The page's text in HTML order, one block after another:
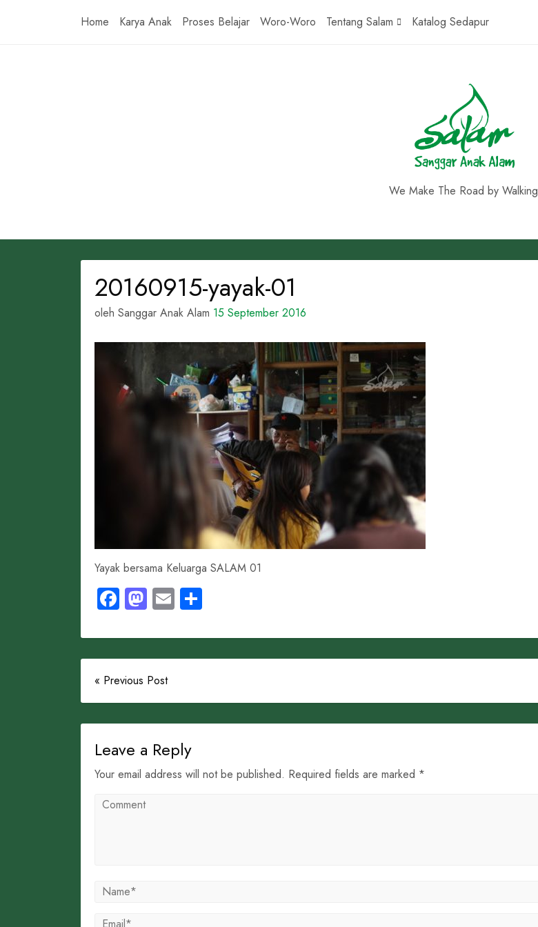
Home Karya Anak Proses Belajar Woro-Woro Tentang Salam Katalog Sedapur
We Make The Road by Walking
20160915-yayak-01
oleh Sanggar Anak Alam 15 September 2016
Yayak bersama Keluarga SALAM 01
Facebook
Mastodon
Email
« Previous Post
Leave a Reply
Your email address will not be published. Required fields are marked *